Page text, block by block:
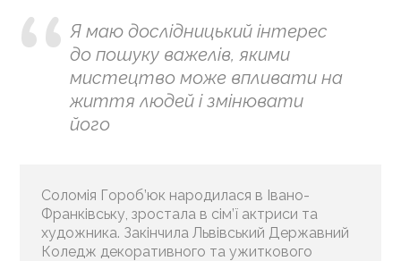
Я маю дослідницький інтерес
до пошуку важелів, якими
мистецтво може впливати на
життя людей і змінювати
його
Соломія Гороб’юк народилася в Івано-
Франківську, зростала в сім’ї актриси та
художника. Закінчила Львівський Державний
Коледж декоративного та ужиткового